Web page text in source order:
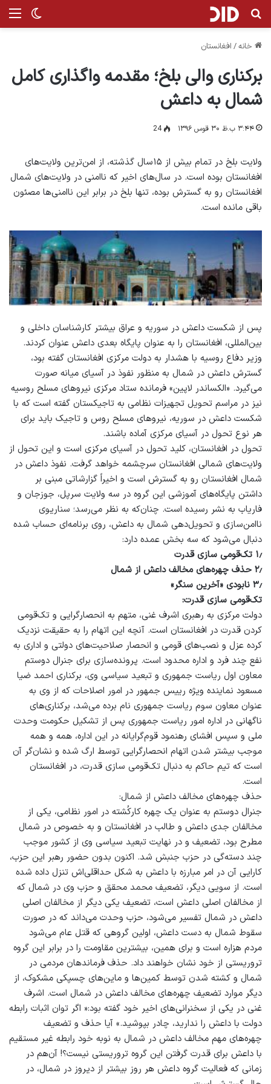
تغییر جستجو برای
خانه/ افغانستان
برکناری والی بلخ؛ مقدمه واگذاری کامل
شمال به داعش
۳:۴۴ ب.ظ ۳۰ قوس ۱۳۹۶ 24
ولایت بلخ در تمام بیش از ۱۵سال‌ گذشته، از امن‌ترین ولایت‌های
افغانستان بوده است. در سال‌های اخیر که ناامنی در ولایت‌های شمال
افغانستان رو به گسترش بوده، تنها بلخ در برابر این ناامنی‌ها مصئون
باقی مانده است.
پس از شکست داعش در سوریه و عراق بیشتر کارشناسان داخلی و
بین‌المللی، افغانستان را به عنوان پایگاه بعدی داعش عنوان کردند.
وزیر دفاع روسیه با هشدار به دولت مرکزی افغانستان گفته بود،
گسترش داعش در شمال به منظور نفوذ در آسیای میانه صورت
می‌گیرد. «الکساندر لاپین» فرمانده ستاد مرکزی نیروهای مسلح روسیه
نیز در مراسم تحویل تجهیزات نظامی به تاجیکستان گفته است که با
شکست داعش در سوریه، نیروهای مسلح روس و تاجیک باید برای
هر نوع تحول در آسیای مرکزی آماده باشند.
تحول در افغانستان، کلید تحول در آسیای مرکزی است و این تحول از
ولایت‌های شمالی افغانستان سرچشمه خواهد گرفت. نفوذ داعش در
شمال افغانستان رو به گسترش است و اخیراً گزارشاتی مبنی بر
داشتن پایگاه‌های آموزشی این گروه در سه ولایت سرپل، جوزجان و
فاریاب به نشر رسیده است. چنان‌که به نظر می‌رسد؛ سناریوی
ناامن‌سازی و تحویل‌دهی شمال به داعش، روی برنامه‌ای حساب شده‌
دنبال می‌شود که سه بخش عمده دارد:
۱٫ تک‌قومی سازی قدرت
۲٫ حذف چهره‌های مخالف داعش از شمال
۳٫ نابودی «آخرین سنگر»
تک‌قومی سازی قدرت:
دولت مرکزی به رهبری اشرف غنی، متهم به انحصارگرایی و تک‌قومی
کردن قدرت در افغانستان است. آنچه این اتهام را به حقیقت نزدیک
کرده عزل و نصب‌های قومی و انحصار صلاحیت‌های دولتی و اداری به
نفع چند فرد و اداره محدود است. پرونده‌سازی برای جنرال دوستم
معاون اول ریاست جمهوری و تبعید سیاسی وی، برکناری احمد ضیا
مسعود نماینده ویژه رییس جمهور در امور اصلاحات که از وی به
عنوان معاون سوم ریاست جمهوری نام برده می‌شد، برکناری‌های
ناگهانی در اداره امور ریاست جمهوری پس از تشکیل حکومت وحدت
ملی و سپس افشای رهنمود قوم‌گرایانه در این اداره، همه و همه
موجب بیشتر شدن اتهام انحصارگرایی توسط ارگ شده و نشان‌گر آن
است که تیم حاکم به دنبال تک‌قومی سازی قدرت، در افغانستان
است.
حذف چهره‌های مخالف داعش از شمال:
جنرال دوستم به عنوان یک چهره کارکُشته در امور نظامی، یکی از
مخالفان جدی داعش و طالب در افغانستان و به خصوص در شمال
مطرح بود، تضعیف و در نهایت تبعید سیاسی وی از کشور موجب
چند دسته‌گی در حزب جنبش شد. اکنون بدون حضور رهبر این حزب،
کارایی آن در امر مبارزه با داعش به شکل حداقلی‌اش تنزل داده شده
است. از سویی دیگر، تضعیف محمد محقق و حزب وی در شمال که
از مخالفان اصلی داعش است، تضعیف یکی دیگر از مخالفان اصلی
داعش در شمال تفسیر می‌شود، حزب وحدت می‌داند که در صورت
سقوط شمال به دست داعش، اولین گروهی که قتل‌ عام می‌شود
مردم هزاره است و برای همین، بیشترین مقاومت را در برابر این گروه
تروریستی از خود نشان خواهند داد. حذف‌ فرماندهان مردمی در
شمال و کشته شدن توسط کمین‌ها و ماین‌های چسپکی مشکوک، از
دیگر موارد تضعیف چهره‌های مخالف داعش در شمال است. اشرف
غنی در یکی از سخنرانی‌های اخیر خود گفته بود:« اگر توان اثبات رابطه
دولت با داعش را ندارید، چادر بپوشید.» آیا حذف و تضعیف
چهره‌های مهم مخالف داعش در شمال به نوبه خود رابطه غیر مستقیم
با داعش برای قدرت گرفتن این گروه تروریستی نیست؟! آن‌هم در
زمانی که فعالیت گروه داعش هر روز بیشتر از دیروز در شمال، در